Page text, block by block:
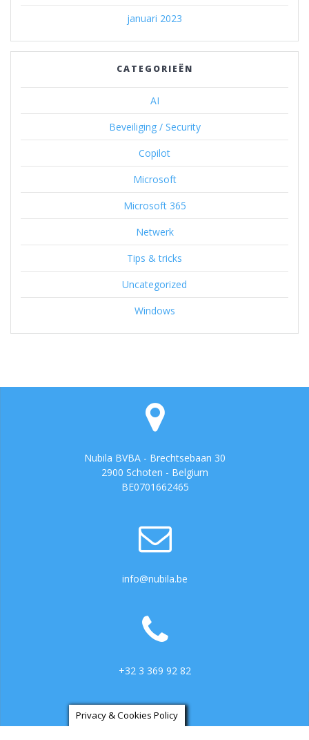
januari 2023
CATEGORIEËN
AI
Beveiliging / Security
Copilot
Microsoft
Microsoft 365
Netwerk
Tips & tricks
Uncategorized
Windows
Nubila BVBA - Brechtsebaan 30
2900 Schoten - Belgium
BE0701662465
info@nubila.be
+32 3 369 92 82
Privacy & Cookies Policy